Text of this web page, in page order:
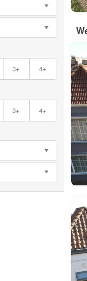
3+ 4+
3+ 4+